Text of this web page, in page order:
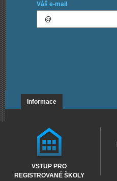
Váš e-mail
Informace
VSTUP PRO
REGISTROVANÉ ŠKOLY